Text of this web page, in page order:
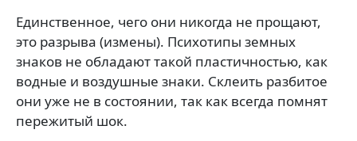
Единственное, чего они никогда не прощают,
это разрыва (измены). Психотипы земных
знаков не обладают такой пластичностью, как
водные и воздушные знаки. Склеить разбитое
они уже не в состоянии, так как всегда помнят
пережитый шок.